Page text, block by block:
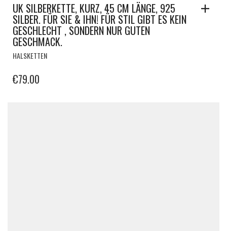
UK SILBERKETTE, KURZ, 45 CM LÄNGE, 925
SILBER. FÜR SIE & IHN! FÜR STIL GIBT ES KEIN
GESCHLECHT , SONDERN NUR GUTEN
GESCHMACK.
HALSKETTEN
€79.00